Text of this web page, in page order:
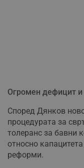
Огромен дефицит
Според Дянков
процедурата за
толеранс за бавни
относно
реформи.